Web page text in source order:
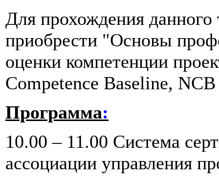
Для прохождения данного
приобрести "Основы
оценки компетенции
Competence Baseline,
Программа:
10.00 – 11.00 Система
ассоциации управления